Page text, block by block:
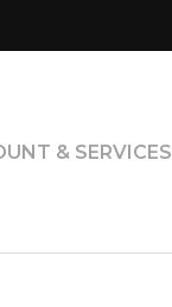
& SERVICES